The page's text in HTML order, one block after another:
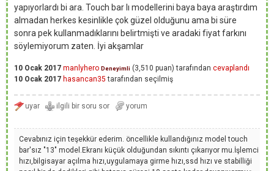
yapıyorlardı bi ara. Touch bar lı modellerini baya baya araştırdım
almadan herkes kesinlikle çok güzel olduğunu ama bi süre
sonra pek kullanmadıklarını belirtmişti ve aradaki fiyat farkını
söylemiyorum zaten. İyi akşamlar
10 Ocak 2017 manlyhero Deneyimli (3,510 puan) tarafından cevaplandı
10 Ocak 2017 hasancan35 tarafından seçilmiş
Cevabınız için teşekkür ederim. öncellikle kullandığınız model touch
bar'sız "13" model.Ekranı küçük olduğundan sıkıntı çıkarıyor mu.İşlemci
hızı,bilgisayar açılma hızı,uygulamaya girme hızı,ssd hızı ve stabilliği